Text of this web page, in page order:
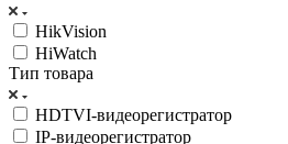
HikVision
HiWatch
Тип товара
HDTVI-видеорегистратор
IP-видеорегистратор